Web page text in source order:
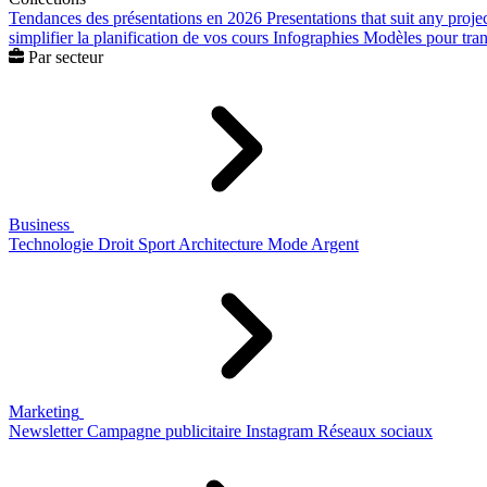
Tendances des présentations en 2026 Presentations that suit any
simplifier la planification de vos cours Infographies Modèles pour
Par secteur
Business
Technologie Droit Sport Architecture Mode Argent
Marketing
Newsletter Campagne publicitaire Instagram Réseaux sociaux